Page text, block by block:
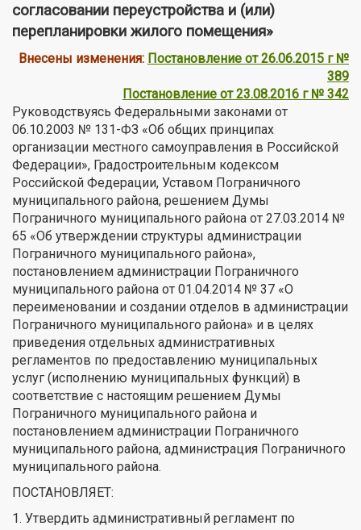
согласовании переустройства и (или)
перепланировки жилого помещения»
Внесены изменения: Постановление от 26.06.2015 г №
389
Постановление от 23.08.2016 г № 342
Руководствуясь Федеральными законами от
06.10.2003 № 131-ФЗ «Об общих принципах
организации местного самоуправления в Российской
Федерации», Градостроительным кодексом
Российской Федерации, Уставом Пограничного
муниципального района, решением Думы
Пограничного муниципального района от 27.03.2014 №
65 «Об утверждении структуры администрации
Пограничного муниципального района»,
постановлением администрации Пограничного
муниципального района от 01.04.2014 № 37 «О
переименовании и создании отделов в администрации
Пограничного муниципального района» и в целях
приведения отдельных административных
регламентов по предоставлению муниципальных
услуг (исполнению муниципальных функций) в
соответствие с настоящим решением Думы
Пограничного муниципального района и
постановлением администрации Пограничного
муниципального района, администрация Пограничного
муниципального района.
ПОСТАНОВЛЯЕТ:
1. Утвердить административный регламент по